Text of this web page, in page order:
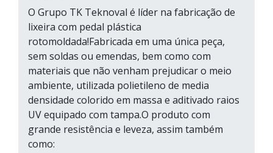
O Grupo TK Teknoval é líder na fabricação de
lixeira com pedal plástica
rotomoldada!Fabricada em uma única peça,
sem soldas ou emendas, bem como com
materiais que não venham prejudicar o meio
ambiente, utilizada polietileno de media
densidade colorido em massa e aditivado raios
UV equipado com tampa.O produto com
grande resistência e leveza, assim também
como: